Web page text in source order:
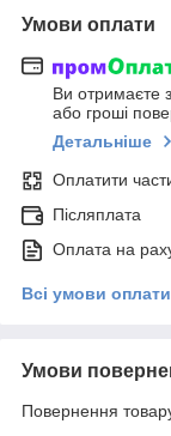
Умови оплати
Ви отримаєте
або гроші
Детальніше
Оплатити
Післяплата
Оплата на
Всі умови оплати
Умови
Повернення